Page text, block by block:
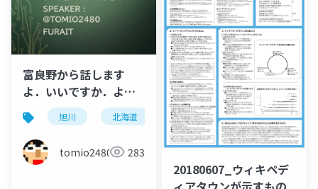
富良野から話します
よ．いいですか．よく
きいてください．
旭川 北海道 オープンソースカンファレンス
tomio2480 283
20180607_ウィキペデ